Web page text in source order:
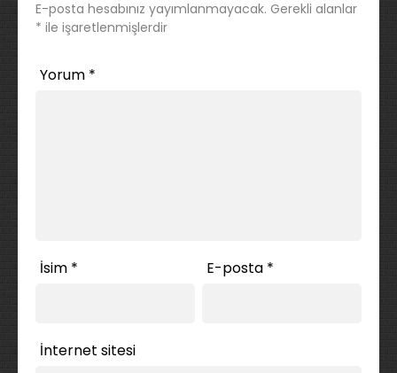
E-posta hesabınız yayımlanmayacak. Gerekli alanlar
* ile işaretlenmişlerdir
Yorum *
İsim * E-posta *
İnternet sitesi